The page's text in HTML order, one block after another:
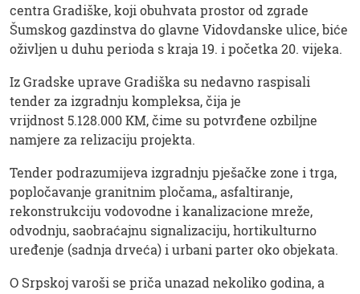
centra Gradiške, koji obuhvata prostor od zgrade
Šumskog gazdinstva do glavne Vidovdanske ulice, biće
oživljen u duhu perioda s kraja 19. i početka 20. vijeka.
Iz Gradske uprave Gradiška su nedavno raspisali
tender za izgradnju kompleksa, čija je
vrijdnost 5.128.000 KM, čime su potvrđene ozbiljne
namjere za relizaciju projekta.
Tender podrazumijeva izgradnju pješačke zone i trga,
popločavanje granitnim pločama,, asfaltiranje,
rekonstrukciju vodovodne i kanalizacione mreže,
odvodnju, saobraćajnu signalizaciju, hortikulturno
uređenje (sadnja drveća) i urbani parter oko objekata.
O Srpskoj varoši se priča unazad nekoliko godina, a